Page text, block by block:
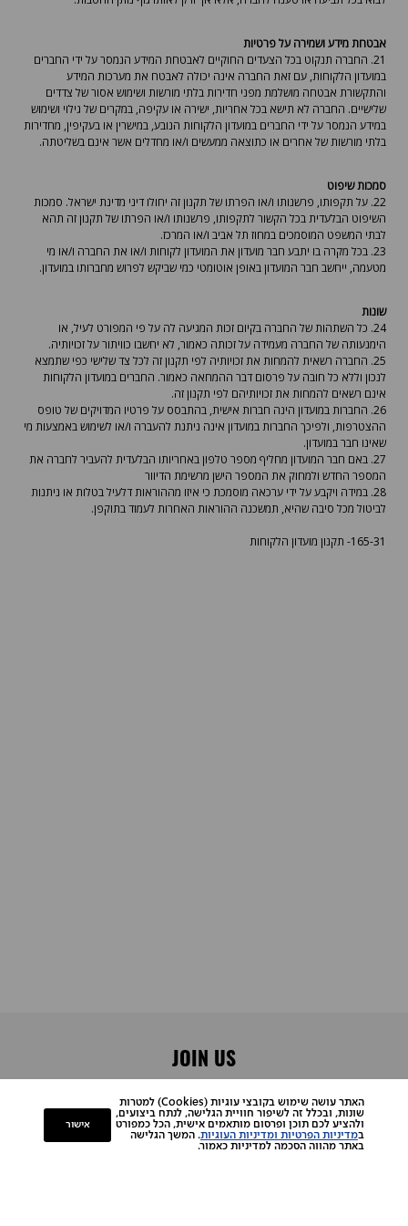
אבטחת מידע ושמירה על פרטיות
21. החברה תנקוט בכל הצעדים החוקיים לאבטחת המידע הנמסר על ידי החברים
במועדון הלקוחות, עם זאת החברה אינה יכולה לאבטח את מערכות המידע
והתקשורת אבטחה מושלמת מפני חדירות בלתי מורשות ושימוש אסור של צדדים
שלישיים. החברה לא תישא בכל אחריות, ישירה או עקיפה, במקרים של גילוי ושימוש
במידע הנמסר על ידי החברים במועדון הלקוחות הנובע, במישרין או בעקיפין, מחדירות
בלתי מורשות של אחרים או כתוצאה ממעשים ו/או מחדלים אשר אינם בשליטתה.
סמכות שיפוט
22. על תקפותו, פרשנותו ו/או הפרתו של תקנון זה יחולו דיני מדינת ישראל. סמכות
השיפוט הבלעדית בכל הקשור לתקפותו, פרשנותו ו/או הפרתו של תקנון זה תהא
לבתי המשפט המוסמכים במחוז תל אביב ו/או המרכז.
23. בכל מקרה בו יתבע חבר מועדון את המועדון לקוחות ו/או את החברה ו/או מי
מטעמה, ייחשב חבר המועדון באופן אוטומטי כמי שביקש לפרוש מחברותו במועדון.
שונות
24. כל השתהות של החברה בקיום זכות המגיעה לה על פי המפורט לעיל, או
הימנעותה של החברה מעמידה על זכותה כאמור, לא יחשבו כוויתור על זכויותיה.
25. החברה רשאית להמחות את זכויותיה לפי תקנון זה לכל צד שלישי כפי שתמצא
לנכון וללא כל חובה על פרסום דבר ההמחאה כאמור. החברים במועדון הלקוחות
אינם רשאים להמחות את זכויותיהם לפי תקנון זה.
26. החברות במועדון הינה חברות אישית, בהתבסס על פרטיו המדויקים של טופס
ההצטרפות, ולפיכך החברות במועדון אינה ניתנת להעברה ו/או לשימוש באמצעות מי
שאינו חבר במועדון.
27. באם חבר המועדון מחליף מספר טלפון באחריותו הבלעדית להעביר לחברה את
המספר החדש ולמחוק את המספר הישן מרשימת הדיוור
28. במידה ויקבע על ידי ערכאה מוסמכת כי איזו מההוראות דלעיל בטלות או ניתנות
לביטול מכל סיבה שהיא, תמשכנה ההוראות האחרות לעמוד בתוקפן.
165-31- תקנון מועדון הלקוחות
JOIN US
האתר עושה שימוש בקובצי עוגיות (Cookies) למטרות
שונות, ובכלל זה לשיפור חוויית הגלישה, לנתח ביצועים,
ולהציע לכם תוכן ופרסום מותאמים אישית, הכל כמפורט
במדיניות הפרטיות ומדיניות העוגיות. המשך הגלישה
באתר מהווה הסכמה למדיניות כאמור.
אישור